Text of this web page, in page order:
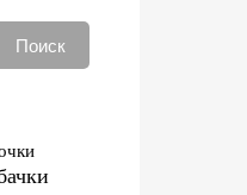
Поиск